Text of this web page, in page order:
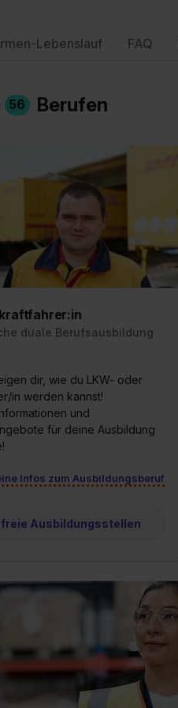
Lebenslauf FAQ
56 Berufen
duale Berufsausbildung
dir, wie du LKW- oder
in werden kannst!
und
für deine Ausbildung
Infos zum Ausbildungsberuf
Ausbildungsstellen